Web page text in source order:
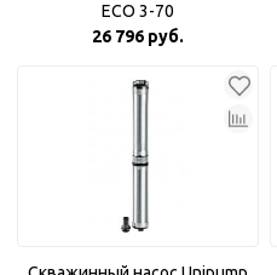
ECO 3-70
26 796 руб.